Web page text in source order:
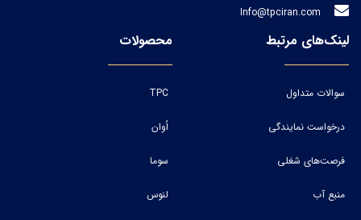
لینک‌های مرتبط
سوالات متداول
درخواست نمایندگی
فرصت‌های شغلی
منبع آب
محصولات
TPC
اُوان
سوما
لنوس